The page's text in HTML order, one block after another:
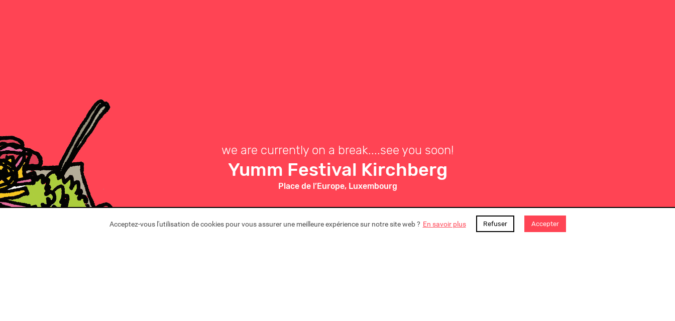
Acceptez-vous l'utilisation de cookies pour vous assurer une meilleure expérience sur notre site web ? En savoir plus Refuser Accepter
we are currently on a break....see you soon!
Yumm Festival Kirchberg
Place de l’Europe, Luxembourg